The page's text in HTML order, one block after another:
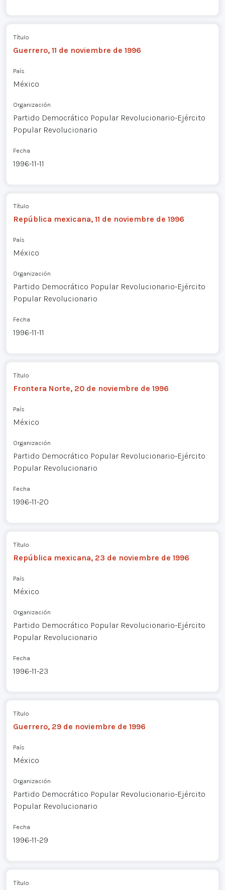
Título
Guerrero, 11 de noviembre de 1996
País
México
Organización
Partido Democrático Popular Revolucionario-Ejército
Popular Revolucionario
Fecha
1996-11-11
Título
República mexicana, 11 de noviembre de 1996
País
México
Organización
Partido Democrático Popular Revolucionario-Ejército
Popular Revolucionario
Fecha
1996-11-11
Título
Frontera Norte, 20 de noviembre de 1996
País
México
Organización
Partido Democrático Popular Revolucionario-Ejército
Popular Revolucionario
Fecha
1996-11-20
Título
República mexicana, 23 de noviembre de 1996
País
México
Organización
Partido Democrático Popular Revolucionario-Ejército
Popular Revolucionario
Fecha
1996-11-23
Título
Guerrero, 29 de noviembre de 1996
País
México
Organización
Partido Democrático Popular Revolucionario-Ejército
Popular Revolucionario
Fecha
1996-11-29
Título